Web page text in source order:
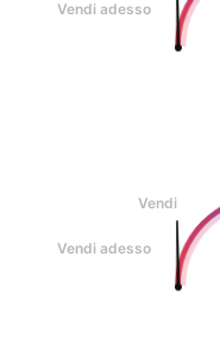
Vendi
Vendi adesso
Vendi adesso